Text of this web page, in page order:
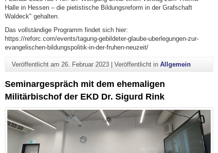
Halle in Hessen – die pietistische Bildungsreform in der Grafschaft
Waldeck" gehalten.
Das vollständige Programm findet sich hier:
https://reforc.com/events/tagung-gebildeter-glaube-uberlegungen-zur-
evangelischen-bildungspolitik-in-der-fruhen-neuzeit/
Veröffentlicht am 26. Februar 2023| Veröffentlicht in Allgemein
Seminargespräch mit dem ehemaligen
Militärbischof der EKD Dr. Sigurd Rink